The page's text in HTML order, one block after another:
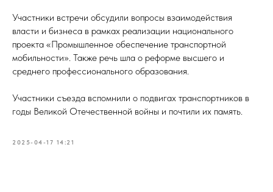
Участники встречи обсудили вопросы взаимодействия
власти и бизнеса в рамках реализации национального
проекта «Промышленное обеспечение транспортной
мобильности». Также речь шла о реформе высшего и
среднего профессионального образования.
Участники съезда вспомнили о подвигах транспортников в
годы Великой Отечественной войны и почтили их память.
2025-04-17 14:21